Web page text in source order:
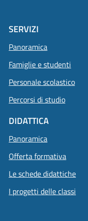
SERVIZI
Panoramica
Famiglie e studenti
Personale scolastico
Percorsi di studio
DIDATTICA
Panoramica
Offerta formativa
Le schede didattiche
I progetti delle classi